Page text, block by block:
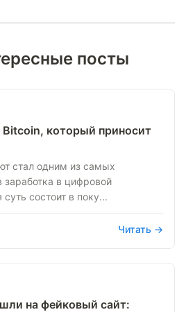
посты
который приносит
стал одним из самых
в цифровой
состоит в поку...
Читать →
на фейковый сайт: